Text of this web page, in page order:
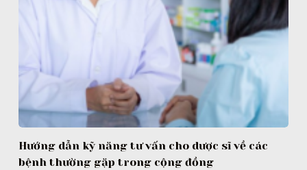
Hướng dẫn kỹ năng tư vấn cho dược sĩ về các
bệnh thường gặp trong cộng đồng